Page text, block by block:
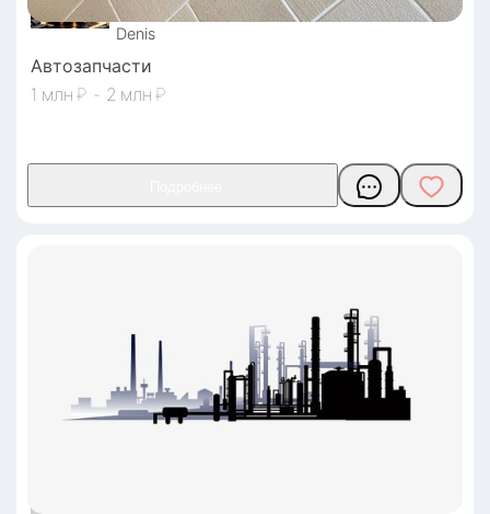
Denis
Автозапчасти
1
₽ - 2 ₽